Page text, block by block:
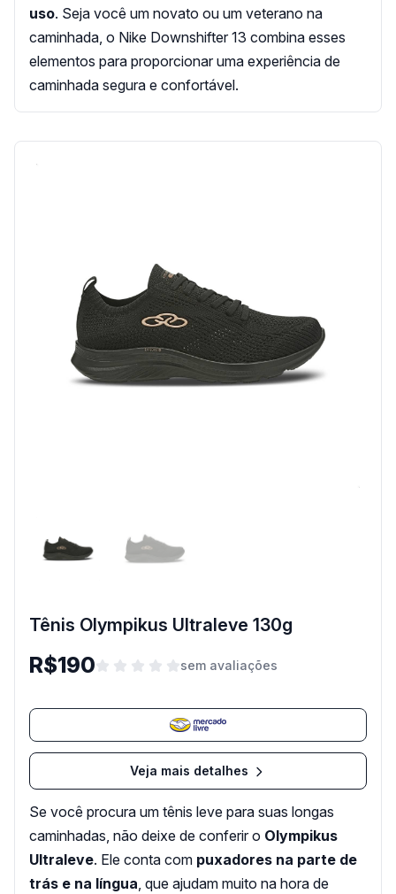
uso. Seja você um novato ou um veterano na
caminhada, o Nike Downshifter 13 combina esses
elementos para proporcionar uma experiência de
caminhada segura e confortável.
Tênis Olympikus Ultraleve 130g
R$190 sem avaliações
Veja mais detalhes
Se você procura um tênis leve para suas longas
caminhadas, não deixe de conferir o Olympikus
Ultraleve. Ele conta com puxadores na parte de
trás e na língua , que ajudam muito na hora de